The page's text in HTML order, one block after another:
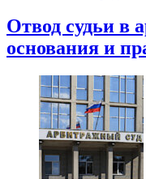
Отвод судьи в
основания и